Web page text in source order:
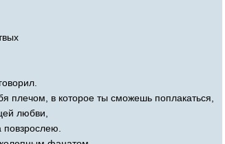
плечом, в которое ты сможешь поплакаться,
любви,
повзрослею.